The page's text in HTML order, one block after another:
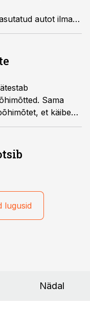
autot ilma
Sama
et käibe
ühendusesisese
väärtuse
ning kõik
või
saajalt või
lugusid
Nädal